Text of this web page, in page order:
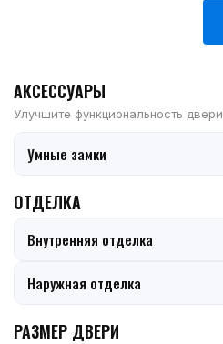
АКСЕССУАРЫ
Улучшите функциональность
Умные замки
ОТДЕЛКА
Внутренняя отделка
Наружная отделка
РАЗМЕР ДВЕРИ